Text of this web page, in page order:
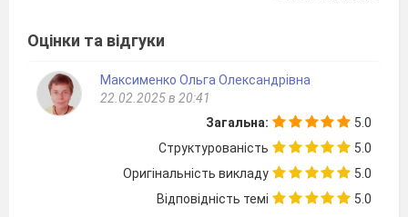
ефективнішого використання навчального часу
при вивченні інформатики рекомендується
застосовування спарених уроків.
формувати уявлення про процес
створення відеофільмів; охарактеризувати
програми відеостудії та відеоредактори;
Оцінки та відгуки
Максименко Ольга Олександрівна
22.02.2025 в 20:41
Загальна:
5.0
Структурованість
5.0
Оригінальність викладу
5.0
Відповідність темі
5.0